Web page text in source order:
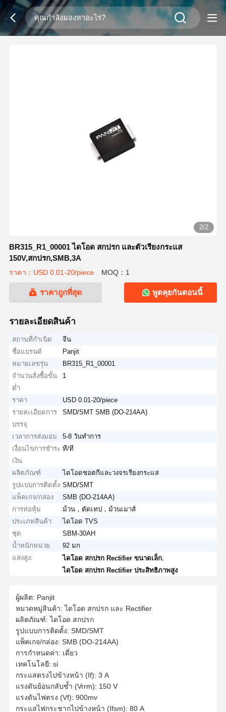
2/2
BR315_R1_00001 ไดโอด สกปรก และตัวเรียงกระแส
150V,สกปรก,SMB,3A
ราคา：USD 0.01-20/piece MOQ：1
ราคาถูกที่สุด พูดคุยกันตอนนี้
รายละเอียดสินค้า
สถานที่กำเนิด
จีน
ชื่อแบรนด์
Panjit
หมายเลขรุ่น
BR315_R1_00001
จำนวนสั่งซื้อขั้น
ต่ำ
1
ราคา
USD 0.01-20/piece
รายละเอียดการ
บรรจุ
SMD/SMT SMB (DO-214AA)
เวลาการส่งมอบ
5-8 วันทำการ
เงื่อนไขการชำระ
เงิน
ที/ที
ผลิตภัณฑ์
ไดโอดชอตกีและวงจรเรียงกระแส
รูปแบบการติดตั้ง SMD/SMT
แพ็คเกจ/กล่อง
SMB (DO-214AA)
การห่อหุ้ม
ม้วน，ตัดเทป，ม้วนเมาส์
ประเภทสินค้า
ไดโอด TVS
ชุด
SBM-30AH
น้ำหนักหน่วย
92 มก
แสงสูง:
ไดโอด สกปรก Rectifier ขนาดเล็ก
ไดโอด สกปรก Rectifier ประสิทธิภาพสูง
ผู้ผลิต: Panjit
หมวดหมู่สินค้า: ไดโอด สกปรก และ Rectifier
ผลิตภัณฑ์: ไดโอด สกปรก
รูปแบบการติดตั้ง: SMD/SMT
แพ็คเกจ/กล่อง: SMB (DO-214AA)
การกำหนดค่า: เดี่ยว
เทคโนโลยี: si
กระแสตรงไปข้างหน้า (If): 3 A
แรงดันย้อนกลับซ้ำ (Vrrm): 150 V
แรงดันไฟตรง (Vf): 900mv
กระแสไฟกระชากไปข้างหน้า (Ifsm): 80 A